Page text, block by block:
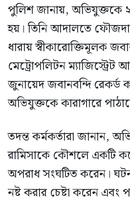
পুলিশ জানায়, অভিযুক্তকে
হয়। তিনি আদালতে
ধারায় স্বীকারোক্তিমূলক
মেট্রোপলিটন ম্যাজিস্ট্রেট
জুনায়েদ জবানবন্দি রেকর্ড
অভিযুক্তকে কারাগারে
তদন্ত কর্মকর্তারা জানান,
রামিসাকে কৌশলে একটি
অপরাধ সংঘটিত করেন।
নষ্ট করার চেষ্টা করেন এবং